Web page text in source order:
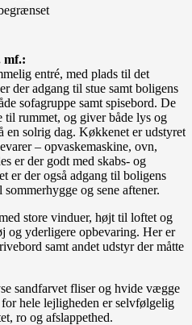
mf.:
entré, med plads til det
der adgang til stue samt boligens
sofagruppe samt spisebord. De
rummet, og giver både lys og
en solrig dag. Køkkenet er udstyret
– opvaskemaskine, ovn,
er der godt med skabs- og
er der også adgang til boligens
og sene aftener.
store vinduer, højt til loftet og
og yderligere opbevaring. Her er
samt andet udstyr der måtte
sandfarvet fliser og hvide vægge
for hele lejligheden er selvfølgelig
ro og afslappethed.